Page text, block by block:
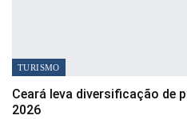
TURISMO
Ceará leva diversificação de
2026